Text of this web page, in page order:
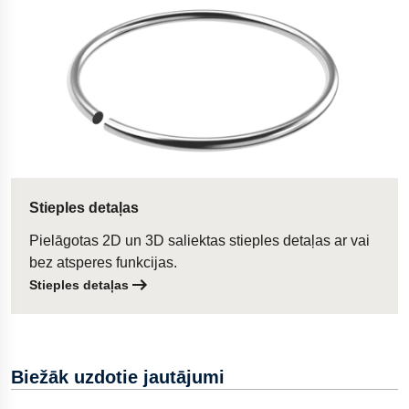
Stieples detaļas
Pielāgotas 2D un 3D saliektas stieples detaļas ar vai
bez atsperes funkcijas.
Stieples detaļas
Biežāk uzdotie jautājumi